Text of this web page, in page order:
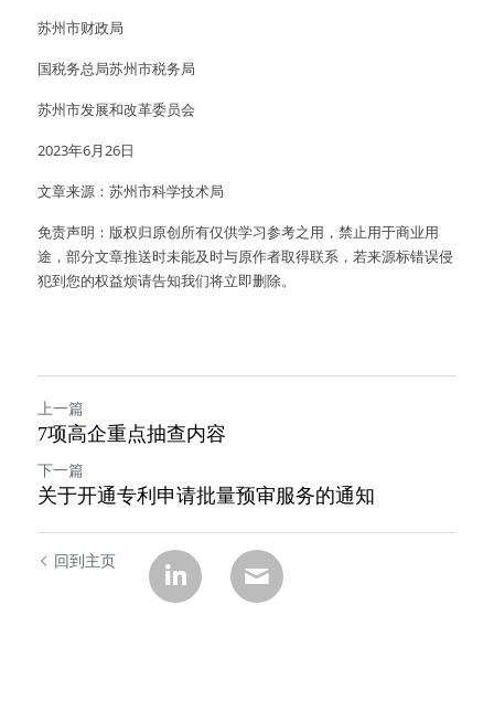
苏州市财政局
国税务总局苏州市税务局
苏州市发展和改革委员会
2023年6月26日
文章来源：苏州市科学技术局
免责声明：版权归原创所有仅供学习参考之用，禁止用于商业用
途，部分文章推送时未能及时与原作者取得联系，若来源标错误侵
犯到您的权益烦请告知我们将立即删除。
上一篇
7项高企重点抽查内容
下一篇
关于开通专利申请批量预审服务的通知
回到主页